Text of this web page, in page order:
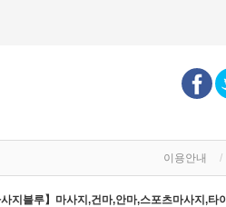
이용안내
사지블루】마사지,건마,안마,스포츠마사지,